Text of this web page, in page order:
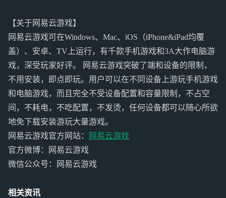
【关于网易云游戏】
网易云游戏可在Windows、Mac、iOS（iPhone&iPad均覆
盖）、安卓、TV上运行，有千款手机游戏和3A大作电脑游
戏，深受玩家好评。 网易云游戏突破了端和设备的限制，
不用安装，即点即玩。用户可以在不同设备上游玩手机游戏
和电脑游戏，而且完全不受设备配置和容量限制，不占空
间，不耗电，不吃配置，不发烫，任何设备都可以随心所欲
地免下载安装游玩大量游戏。
网易云游戏官方网站：
网易云游戏
官方微博：网易云游戏
微信公众号：网易云游戏
相关资讯